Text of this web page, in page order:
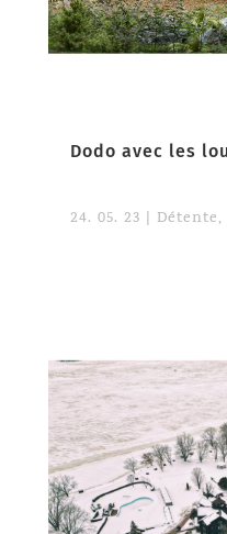
24. 05. 23 | Détente,